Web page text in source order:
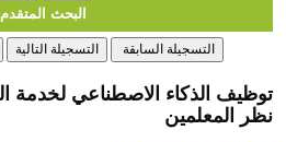
البحث المتقدم
نظر ‏المعلمين‏